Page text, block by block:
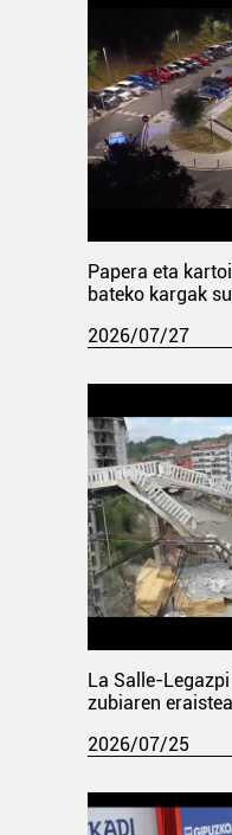
Papera eta
bateko kargak
2026/07/27
La Salle-
zubiaren eraistea
2026/07/25